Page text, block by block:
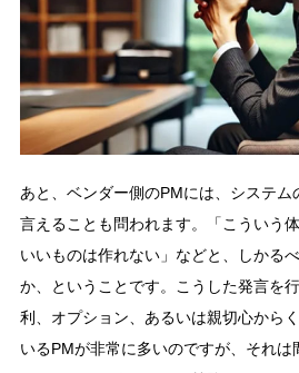
あと、ベンダー側のPMには、システム
言えることも問われます。「こういう
いいものは作れない」などと、しかる
か、ということです。こうした発言を
利、オプション、あるいは親切心から
いるPMが非常に多いのですが、それ